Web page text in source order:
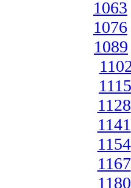
1063
1076
1089
1115
1128
1141
1154
1167
1180